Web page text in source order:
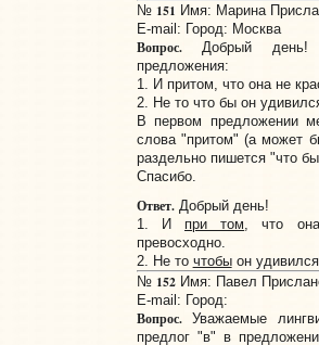
№ 151 Имя: Марина
E-mail: Город: Москва
Вопрос.Добрый день!
предложения:
1. И притом, что она не
2. Не то что бы он
В первом предложении
слова "притом" (а может
раздельно пишется "что
Спасибо.
Ответ.Добрый день!
1. И при том, что она
превосходно.
2. Не то чтобыон
№ 152Имя: Павел
E-mail: Город:
Вопрос.Уважаемые
предлог "в" в